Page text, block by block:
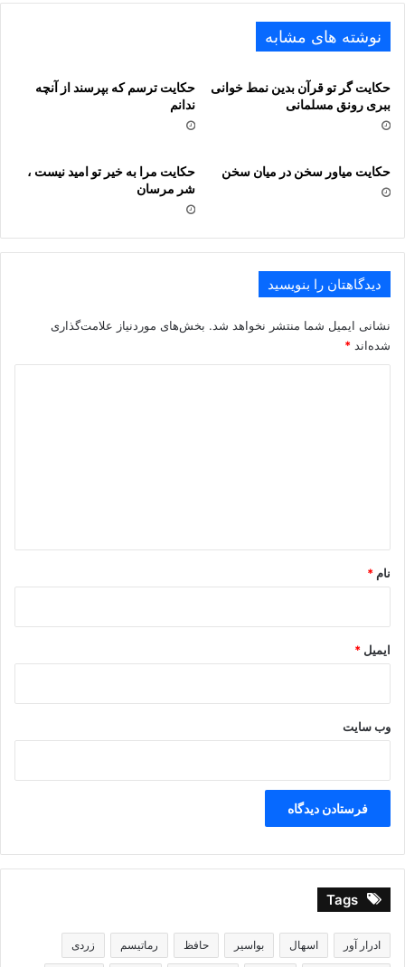
نوشته های مشابه
حکایت گر تو قرآن بدین نمط خوانی
ببرى رونق مسلمانى
حکایت ترسم که بپرسند از آنچه
ندانم
حکایت میاور سخن در میان سخن
حکایت مرا به خیر تو امید نیست ،
شر مرسان
دیدگاهتان را بنویسید
نشانی ایمیل شما منتشر نخواهد شد. بخش‌های موردنیاز علامت‌گذاری
شده‌اند *
نام *
ایمیل *
وب‌ سایت
Tags
ادرار آور اسهال بواسیر حافظ رماتیسم زردی